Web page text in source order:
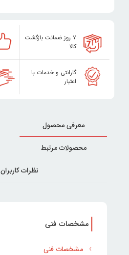
۷ روز ضمانت بازگشت
کالا
گارانتی و خدمات با
اعتبار
معرفی محصول
محصولات مرتبط
نظرات کاربران
مشخصات فنی
مشخصات فنی